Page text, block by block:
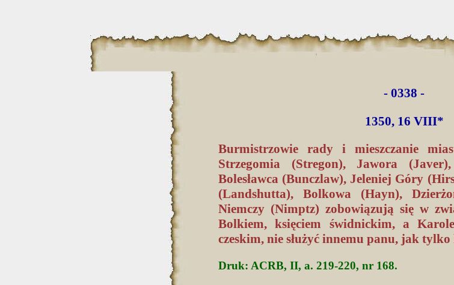
- 0338 -
1350, 16 VIII*
Burmistrzowie rady i mieszczanie
Strzegomia (Stregon), Jawora
Bolesławca (Bunczlaw), Jeleniej Góry
(Landshutta), Bolkowa (Hayn),
Niemczy (Nimptz) zobowiązują się w
Bolkiem, księciem świdnickim, a
czeskim, nie służyć innemu panu, jak
Druk: ACRB, II, a. 219-220, nr 168.